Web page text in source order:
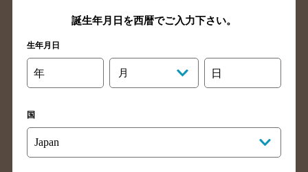
北海道のバー検索
岩手県のバー検索
宮城県のバー検索
秋田県のバー検索
山形県のバー検索
誕生年月日を西暦でご入力下さい。
生年月日
年 月 日
国